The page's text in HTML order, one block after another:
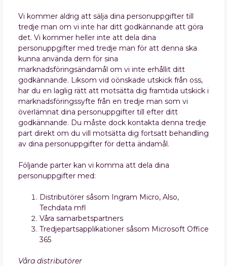
Vi kommer aldrig att sälja dina personuppgifter till
tredje man om vi inte har ditt godkännande att göra
det. Vi kommer heller inte att dela dina
personuppgifter med tredje man för att denna ska
kunna använda dem för sina
marknadsföringsändamål om vi inte erhållit ditt
godkännande. Liksom vid oönskade utskick från oss,
har du en laglig rätt att motsätta dig framtida utskick i
marknadsföringssyfte från en tredje man som vi
överlämnat dina personuppgifter till efter ditt
godkännande. Du måste dock kontakta denna tredje
part direkt om du vill motsätta dig fortsatt behandling
av dina personuppgifter för detta ändamål.
Följande parter kan vi komma att dela dina
personuppgifter med:
Distributörer såsom Ingram Micro, Also,
Techdata mfl
Våra samarbetspartners
Tredjepartsapplikationer såsom Microsoft Office
365
Våra distributörer